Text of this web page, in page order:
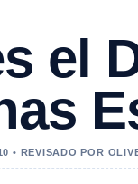
el
• REVISADO POR